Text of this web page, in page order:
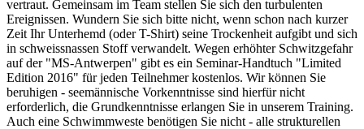
vertraut. Gemeinsam im Team stellen Sie sich den turbulenten
Ereignissen. Wundern Sie sich bitte nicht, wenn schon nach kurzer
Zeit Ihr Unterhemd (oder T-Shirt) seine Trockenheit aufgibt und sich
in schweissnassen Stoff verwandelt. Wegen erhöhter Schwitzgefahr
auf der "MS-Antwerpen" gibt es ein Seminar-Handtuch "Limited
Edition 2016" für jeden Teilnehmer kostenlos. Wir können Sie
beruhigen - seemännische Vorkenntnisse sind hierfür nicht
erforderlich, die Grundkenntnisse erlangen Sie in unserem Training.
Auch eine Schwimmweste benötigen Sie nicht - alle strukturellen